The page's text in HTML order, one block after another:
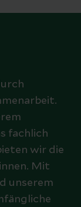
fachlich
wir die
Mit
unserem